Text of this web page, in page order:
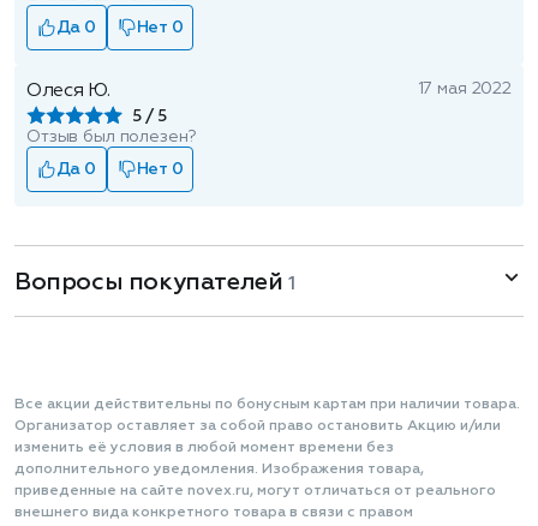
Да 0
Нет 0
Олеся Ю.
5
17 мая 2022
Отзыв был полезен?
Да 0
Нет 0
Вопросы покупателей 1
Все акции действительны по бонусным картам при наличии товара.
Организатор оставляет за собой право остановить Акцию и/или
изменить её условия в любой момент времени без
дополнительного уведомления. Изображения товара,
приведенные на сайте novex.ru, могут отличаться от реального
внешнего вида конкретного товара в связи с правом